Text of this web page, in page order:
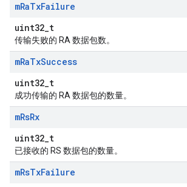
mRaTxFailure
uint32_t
传输失败的 RA 数据包数。
mRaTxSuccess
uint32_t
成功传输的 RA 数据包的数量。
mRsRx
uint32_t
已接收的 RS 数据包的数量。
mRsTxFailure